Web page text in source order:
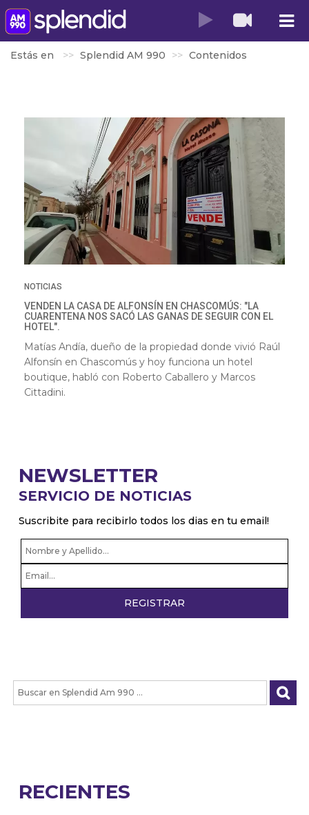
Estás en Splendid AM 990 Contenidos
NOTICIAS
VENDEN LA CASA DE ALFONSÍN EN CHASCOMÚS: "LA
CUARENTENA NOS SACÓ LAS GANAS DE SEGUIR CON EL
HOTEL".
Matías Andía, dueño de la propiedad donde vivió Raúl
Alfonsín en Chascomús y hoy funciona un hotel
boutique, habló con Roberto Caballero y Marcos
Cittadini.
NEWSLETTER
SERVICIO DE NOTICIAS
Suscribite para recibirlo todos los dias en tu email!
RECIENTES